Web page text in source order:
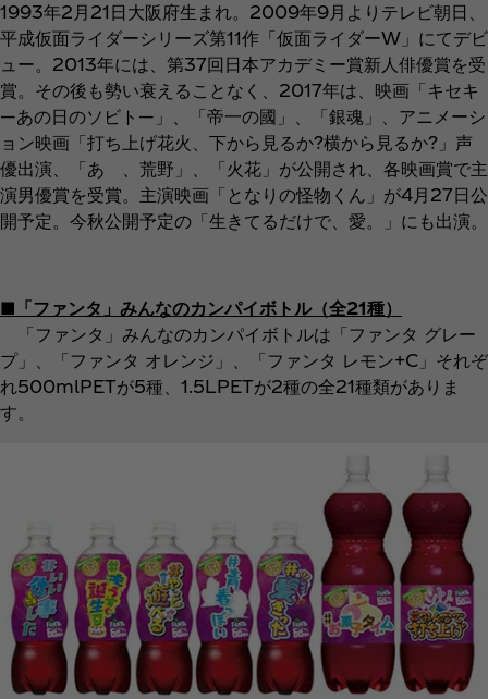
1993年2月21日大阪府生まれ。2009年9月よりテレビ朝日、
平成仮面ライダーシリーズ第11作「仮面ライダーW」にてデビ
ュー。2013年には、第37回日本アカデミー賞新人俳優賞を受
賞。その後も勢い衰えることなく、2017年は、映画「キセキ
―あの日のソビト―」、「帝一の國」、「銀魂」、アニメーシ
ョン映画「打ち上げ花火、下から見るか?横から見るか?」声
優出演、「あゝ、荒野」、「火花」が公開され、各映画賞で主
演男優賞を受賞。主演映画「となりの怪物くん」が4月27日公
開予定。今秋公開予定の「生きてるだけで、愛。」にも出演。
■「ファンタ」みんなのカンパイボトル（全21種）
「ファンタ」みんなのカンパイボトルは「ファンタ グレー
プ」、「ファンタ オレンジ」、「ファンタ レモン+C」それぞ
れ500mlPETが5種、1.5LPETが2種の全21種類がありま
す。